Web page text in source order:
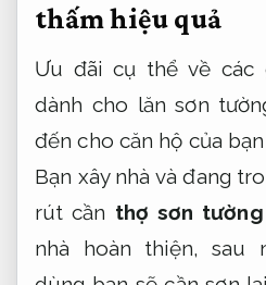
thấm hiệu quả
Ưu đãi cụ thể về các
dành cho lăn sơn
đến cho căn hộ của
Bạn xây nhà và đang
rút cần thợ sơn tường
nhà hoàn thiện, sau